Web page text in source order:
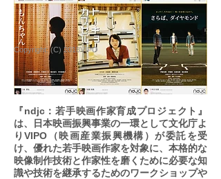
Copyright: (C) 2018VIPO
『ndjc：若手映画作家育成プロジェクト』
は、日本映画振興事業の一環として文化庁よ
りVIPO（映画産業振興機構）が委託を受
け、優れた若手映画作家を対象に、本格的な
映像制作技術と作家性を磨くために必要な知
識や技術を継承するためのワークショップや